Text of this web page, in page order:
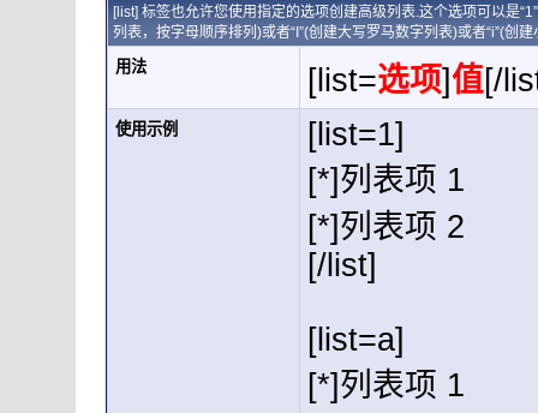
[list] 标签也允许您使用指定的选项创建高级列表.这个选项可以是
列表，按字母顺序排列)或者“I”(创建大写罗马数字列表)或者“i”(创
用法 [list=选项]值[/
使用示例
[list=1]
[*]列表项 1
[*]列表项 2
[/list]
[list=a]
[*]列表项 1